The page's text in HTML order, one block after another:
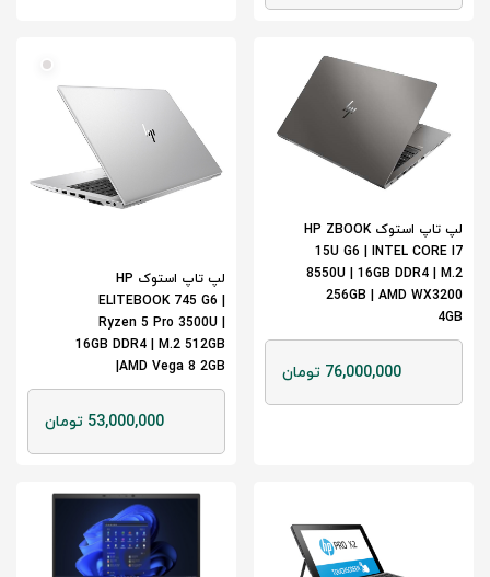
لپ تاپ استوک HP ZBOOK
15U G6 | INTEL CORE I7
8550U | 16GB DDR4 | M.2
256GB | AMD WX3200
4GB
76,000,000 تومان
لپ تاپ استوک HP
ELITEBOOK 745 G6 |
Ryzen 5 Pro 3500U |
16GB DDR4 | M.2 512GB
|AMD Vega 8 2GB
53,000,000 تومان